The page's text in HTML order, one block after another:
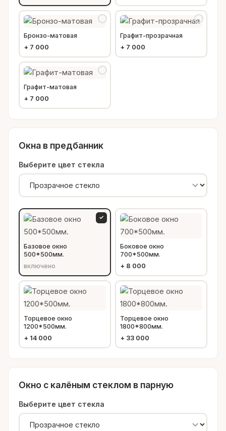
Бронзо-матовая
+ 7 000
Графит-прозрачная
+ 7 000
Графит-матовая
+ 7 000
Окна в предбанник
Выберите цвет стекла
Базовое окно
500*500мм.
включено
✓
Боковое окно
700*500мм.
+ 8 000
Торцевое окно
1200*500мм.
+ 14 000
Торцевое окно
1800*800мм.
+ 33 000
Окно с калёным стеклом в парную
Выберите цвет стекла